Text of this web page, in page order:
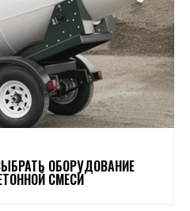
ОБОРУДОВАНИЕ
СМЕСИ